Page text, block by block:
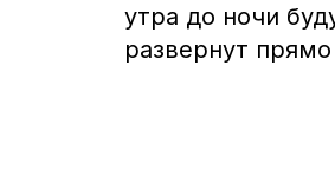
утра до ночи
развернут